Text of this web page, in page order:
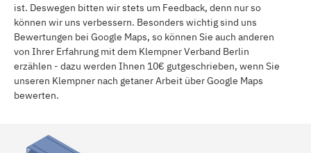
Schmöckwitz Rahnsdorf
Halensee Konradshöhe
Tegel Blankenfelde
Reinickendorf
ist. Deswegen bitten wir stets um Feedback, denn nur so
können wir uns verbessern. Besonders wichtig sind uns
Bewertungen bei Google Maps, so können Sie auch anderen
von Ihrer Erfahrung mit dem Klempner Verband Berlin
erzählen - dazu werden Ihnen 10€ gutgeschrieben, wenn Sie
unseren Klempner nach getaner Arbeit über Google Maps
bewerten.